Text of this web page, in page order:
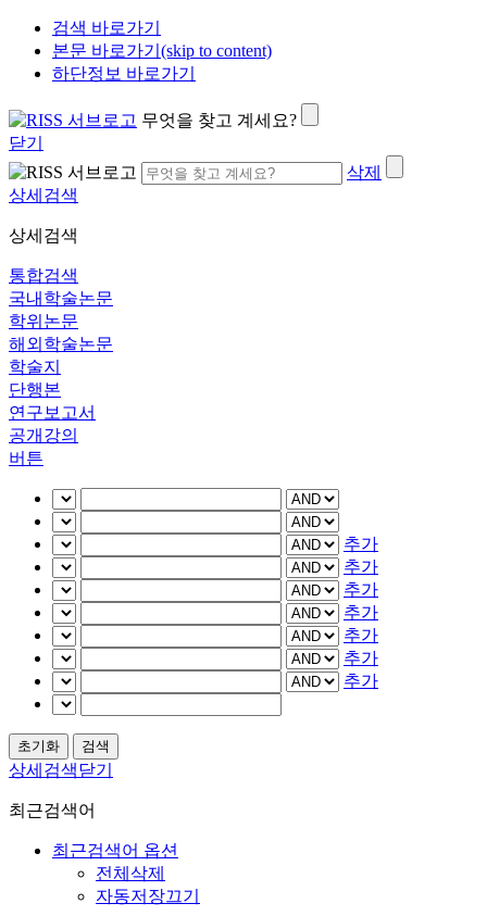
검색 바로가기
본문 바로가기(skip to content)
하단정보 바로가기
무엇을 찾고 계세요?
닫기
삭제
상세검색
상세검색
통합검색
국내학술논문
학위논문
해외학술논문
학술지
단행본
연구보고서
공개강의
버튼
추가
추가
추가
추가
추가
추가
추가
상세검색닫기
최근검색어
최근검색어 옵션
전체삭제
자동저장끄기